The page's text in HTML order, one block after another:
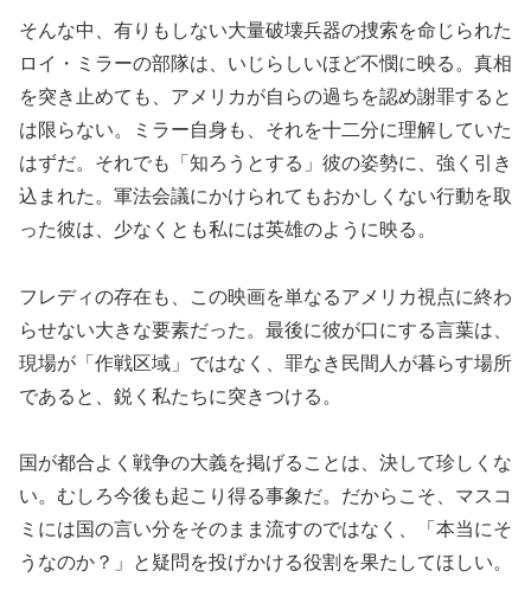
そんな中、有りもしない大量破壊兵器の捜索を命じられた
ロイ・ミラーの部隊は、いじらしいほど不憫に映る。真相
を突き止めても、アメリカが自らの過ちを認め謝罪すると
は限らない。ミラー自身も、それを十二分に理解していた
はずだ。それでも「知ろうとする」彼の姿勢に、強く引き
込まれた。軍法会議にかけられてもおかしくない行動を取
った彼は、少なくとも私には英雄のように映る。
フレディの存在も、この映画を単なるアメリカ視点に終わ
らせない大きな要素だった。最後に彼が口にする言葉は、
現場が「作戦区域」ではなく、罪なき民間人が暮らす場所
であると、鋭く私たちに突きつける。
国が都合よく戦争の大義を掲げることは、決して珍しくな
い。むしろ今後も起こり得る事象だ。だからこそ、マスコ
ミには国の言い分をそのまま流すのではなく、「本当にそ
うなのか？」と疑問を投げかける役割を果たしてほしい。